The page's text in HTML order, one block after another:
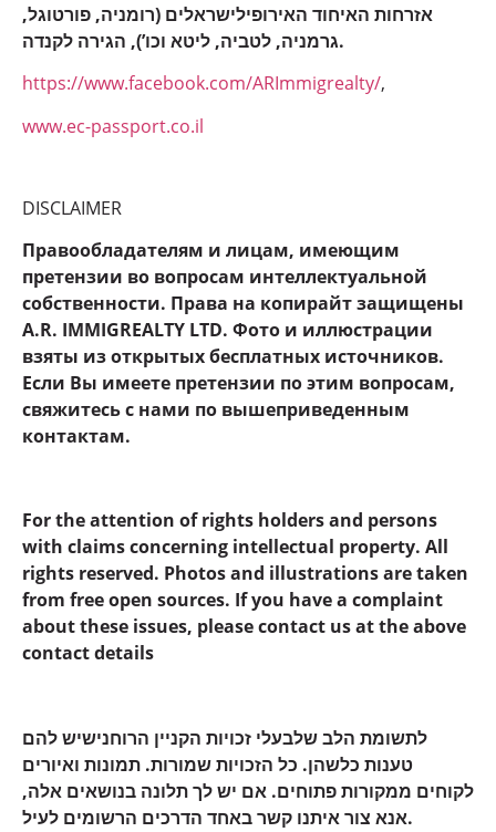
אזרחות האיחוד האירופילישראלים (רומניה, פורטוגל,
גרמניה, לטביה, ליטא וכו’), הגירה לקנדה.
https://www.facebook.com/ARImmigrealty/,
www.ec-passport.co.il
DISCLAIMER
Правообладателям и лицам, имеющим
претензии во вопросам интеллектуальной
собственности. Права на копирайт защищены
A.R. IMMIGREALTY LTD. Фото и иллюстрации
взяты из открытых бесплатных источников.
Если Вы имеете претензии по этим вопросам,
свяжитесь с нами по вышеприведенным
контактам.
For the attention of rights holders and persons
with claims concerning intellectual property. All
rights reserved. Photos and illustrations are taken
from free open sources. If you have a complaint
about these issues, please contact us at the above
contact details
לתשומת הלב שלבעלי זכויות הקניין הרוחנישיש להם
טענות כלשהן. כל הזכויות שמורות. תמונות ואיורים
לקוחים ממקורות פתוחים. אם יש לך תלונה בנושאים אלה,
אנא צור איתנו קשר באחד הדרכים הרשומים לעיל.